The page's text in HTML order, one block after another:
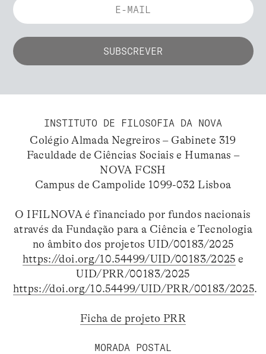
INSTITUTO DE FILOSOFIA DA NOVA
Colégio Almada Negreiros – Gabinete 319
Faculdade de Ciências Sociais e Humanas –
NOVA FCSH
Campus de Campolide 1099-032 Lisboa
O IFILNOVA é financiado por fundos nacionais
através da Fundação para a Ciência e Tecnologia
no âmbito dos projetos UID/00183/2025
https://doi.org/10.54499/UID/00183/2025 e
UID/PRR/00183/2025
https://doi.org/10.54499/UID/PRR/00183/2025.
Ficha de projeto PRR
MORADA POSTAL